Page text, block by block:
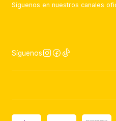
Síguenos en nuestros canales
Síguenos